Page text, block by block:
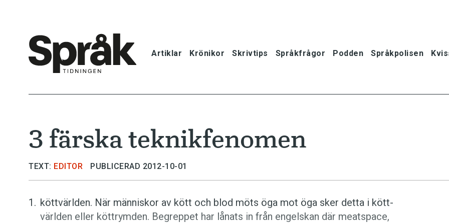
Artiklar Krönikor Skrivtips Språkfrågor Podden Språkpolisen
Krönikor
Språkfrågor
Bokrecensioner
3 färska teknikfenomen
TEXT: EDITOR PUBLICERAD 2012-10-01
köttvärlden. När männi­skor av kött och blod möts öga mot öga sker detta i kött­
världen eller köttrymden. Begreppet har lånats in från engelskan där meatspace,